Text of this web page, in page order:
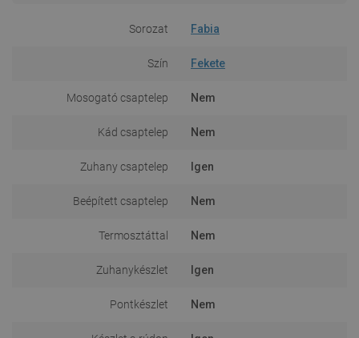
Sorozat Fabia
Szín Fekete
Mosogató csaptelep Nem
Kád csaptelep Nem
Zuhany csaptelep Igen
Beépített csaptelep Nem
Termosztáttal Nem
Zuhanykészlet Igen
Pontkészlet Nem